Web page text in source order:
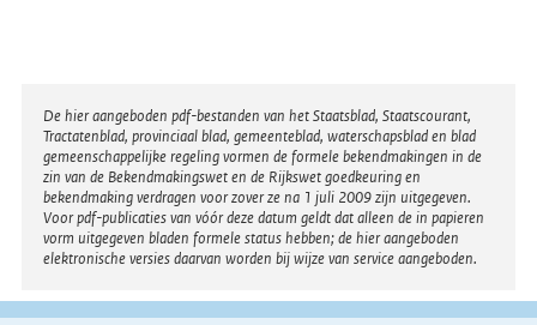
Disclaimer
De hier aangeboden pdf-bestanden van het Staatsblad, Staatscourant,
Tractatenblad, provinciaal blad, gemeenteblad, waterschapsblad en blad
gemeenschappelijke regeling vormen de formele bekendmakingen in de
zin van de Bekendmakingswet en de Rijkswet goedkeuring en
bekendmaking verdragen voor zover ze na 1 juli 2009 zijn uitgegeven.
Voor pdf-publicaties van vóór deze datum geldt dat alleen de in papieren
vorm uitgegeven bladen formele status hebben; de hier aangeboden
elektronische versies daarvan worden bij wijze van service aangeboden.